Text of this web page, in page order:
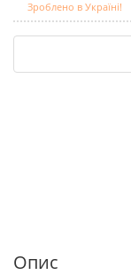
Зроблено в Україні!
Опис